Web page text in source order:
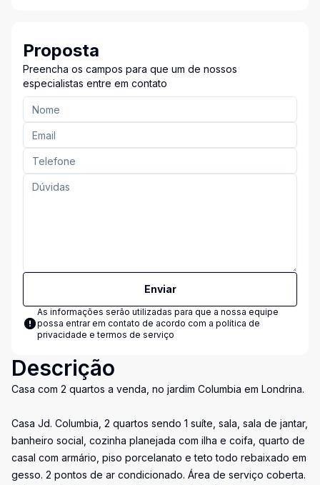
Proposta
Preencha os campos para que um de nossos
especialistas entre em contato
Enviar
As informações serão utilizadas para que a nossa equipe
possa entrar em contato de acordo com a política de
privacidade e termos de serviço
Descrição
Casa com 2 quartos a venda, no jardim Columbia em Londrina.
Casa Jd. Columbia, 2 quartos sendo 1 suíte, sala, sala de jantar,
banheiro social, cozinha planejada com ilha e coifa, quarto de
casal com armário, piso porcelanato e teto todo rebaixado em
gesso. 2 pontos de ar condicionado. Área de serviço coberta.